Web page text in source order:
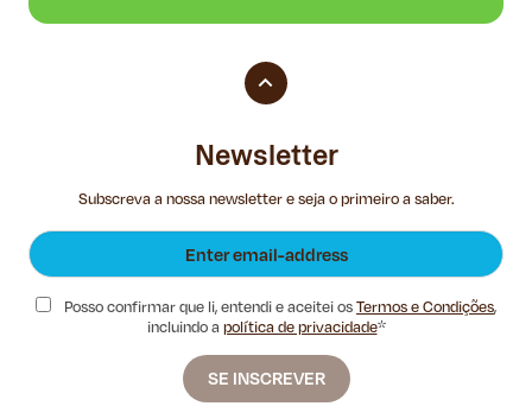
Newsletter
Subscreva a nossa newsletter e seja o primeiro a saber.
Posso confirmar que li, entendi e aceitei osTermos e Condições,
incluindo a política de privacidade*